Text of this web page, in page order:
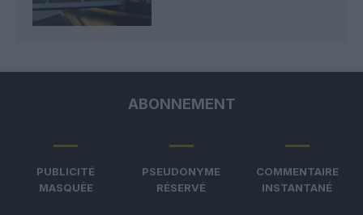
ABONNEMENT
PUBLICITÉ
MASQUÉE
PSEUDONYME
RÉSERVÉ
COMMENTAIRE
INSTANTANÉ